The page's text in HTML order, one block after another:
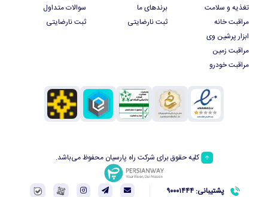
تغذیه و سلامت
مراقبت خانه
ابزار پرشین وی
مراقبت زمین
مراقبت خودرو
برندهای ما
ثبت نارضایتی
سوالات متداول
ثبت نارضایتی
کلیه حقوق برای شرکت راه پارسیان محفوظ می‌باشد.
پشتیبانی: ۹۰۰۰۱۴۴۴